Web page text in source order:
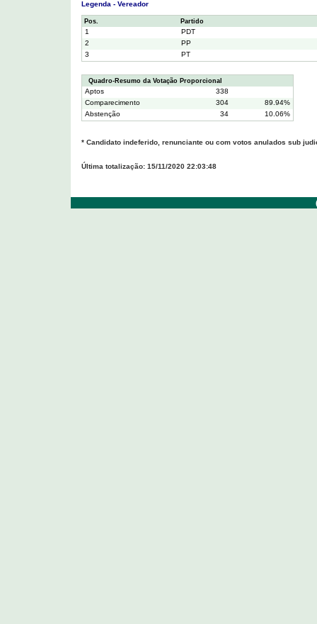
Legenda - Vereador
Pos. Partido
1
PDT
2
PP
3
PT
Quadro-Resumo da Votação Proporcional
Aptos
338
Comparecimento
304
89.94%
Abstenção
34 10.06%
* Candidato indeferido, renunciante ou com votos anulados sub
Última totalização: 15/11/2020 22:03:48